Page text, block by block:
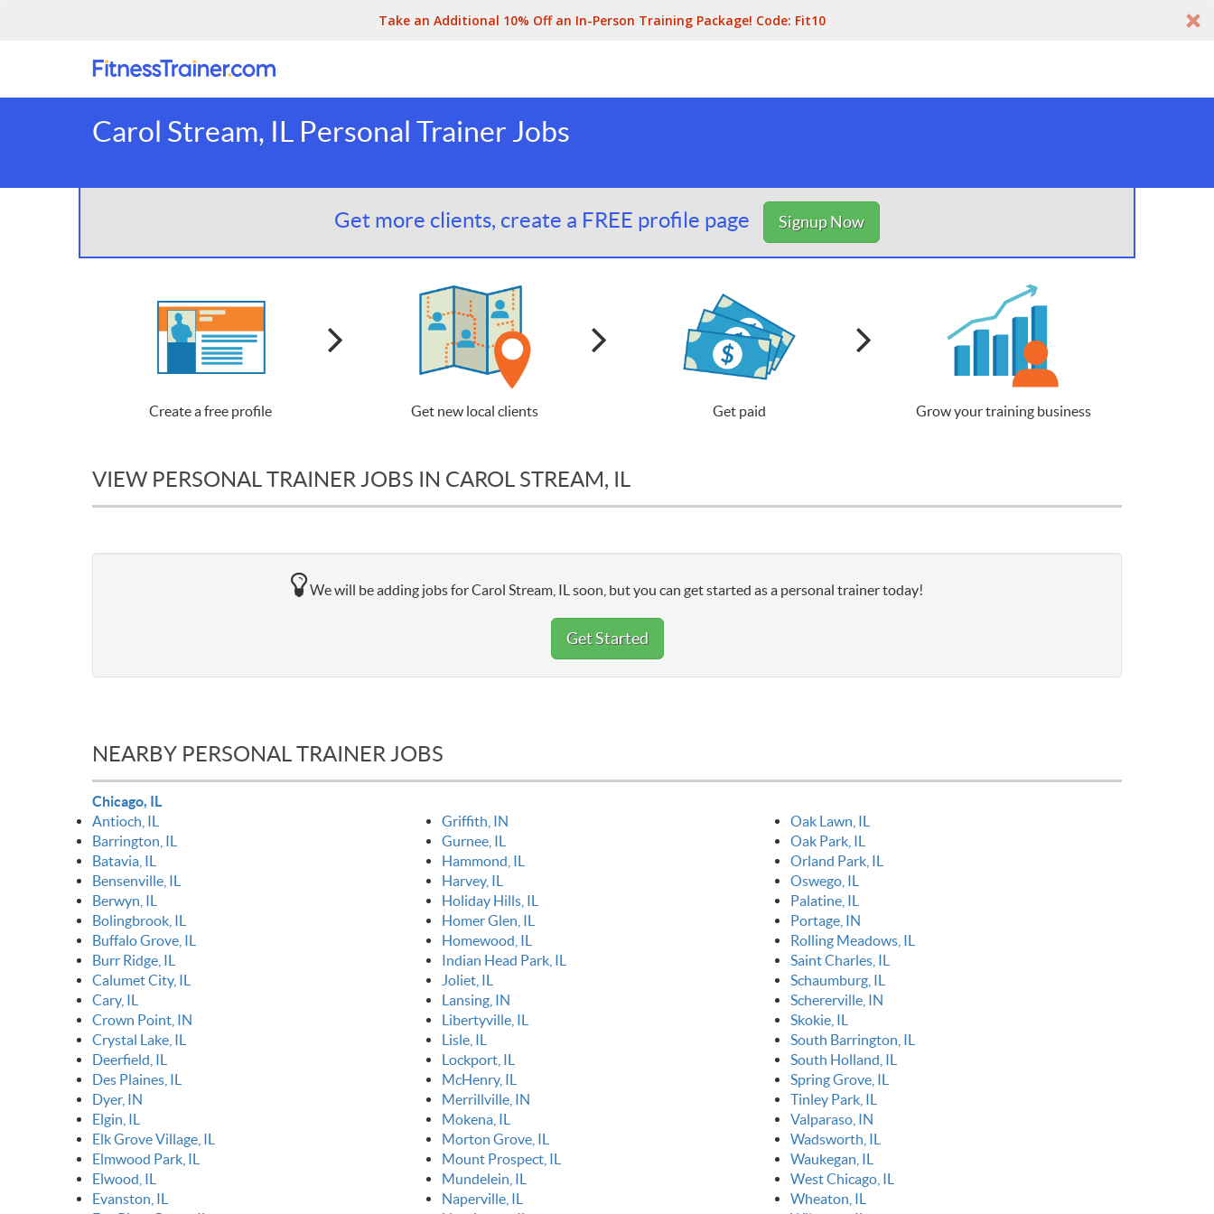
Take an Additional 10% Off an In-Person Training Package! Code: Fit10
Carol Stream, IL Personal Trainer Jobs
Get more clients, create a FREE profile page Signup Now
Create a free profile Get new local clients Get paid Grow your training business
VIEW PERSONAL TRAINER JOBS IN CAROL STREAM, IL
We will be adding jobs for Carol Stream, IL soon, but you can get started as a personal trainer today!
Get Started
NEARBY PERSONAL TRAINER JOBS
Chicago, IL
Antioch, IL
Barrington, IL
Batavia, IL
Bensenville, IL
Berwyn, IL
Bolingbrook, IL
Buffalo Grove, IL
Burr Ridge, IL
Calumet City, IL
Cary, IL
Crown Point, IN
Crystal Lake, IL
Deerfield, IL
Des Plaines, IL
Dyer, IN
Elgin, IL
Elk Grove Village, IL
Elmwood Park, IL
Elwood, IL
Evanston, IL
Griffith, IN
Gurnee, IL
Hammond, IL
Harvey, IL
Holiday Hills, IL
Homer Glen, IL
Homewood, IL
Indian Head Park, IL
Joliet, IL
Lansing, IN
Libertyville, IL
Lisle, IL
Lockport, IL
McHenry, IL
Merrillville, IN
Mokena, IL
Morton Grove, IL
Mount Prospect, IL
Mundelein, IL
Naperville, IL
Oak Lawn, IL
Oak Park, IL
Orland Park, IL
Oswego, IL
Palatine, IL
Portage, IN
Rolling Meadows, IL
Saint Charles, IL
Schaumburg, IL
Schererville, IN
Skokie, IL
South Barrington, IL
South Holland, IL
Spring Grove, IL
Tinley Park, IL
Valparaso, IN
Wadsworth, IL
Waukegan, IL
West Chicago, IL
Wheaton, IL